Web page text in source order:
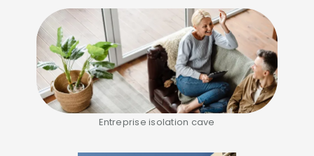
Entreprise isolation cave